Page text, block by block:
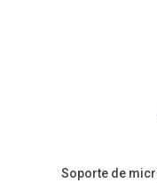
Soporte de